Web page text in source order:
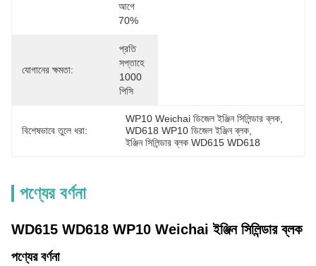
আগে
70%
যোগানের ক্ষমতা:
প্রতি
সপ্তাহে
1000
পিসি
বিশেষভাবে তুলে ধরা:
WP10 Weichai ডিজেল ইঞ্জিন সিলিন্ডার ব্লক
WD618 WP10 ডিজেল ইঞ্জিন ব্লক
ইঞ্জিন সিলিন্ডার ব্লক WD615 WD618
পণ্যের বর্ণনা
WD615 WD618 WP10 Weichai ইঞ্জিন সিলিন্ডার ব্লক
পণ্যের বর্ণনা